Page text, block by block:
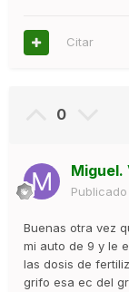
Citar
0
Miguel.
Publicado
Buenas otra vez
mi auto de 9 y le
las dosis de
grifo esa ec del